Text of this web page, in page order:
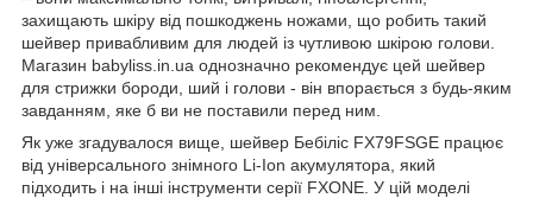
захищають шкіру від пошкоджень ножами, що робить такий
шейвер привабливим для людей із чутливою шкірою голови.
Магазин babyliss.in.ua однозначно рекомендує цей шейвер
для стрижки бороди, ший і голови - він впорається з будь-яким
завданням, яке б ви не поставили перед ним.
Як уже згадувалося вище, шейвер Бебіліс FX79FSGE працює
від універсального знімного Li-Ion акумулятора, який
підходить і на інші інструменти серії FXONE. У цій моделі